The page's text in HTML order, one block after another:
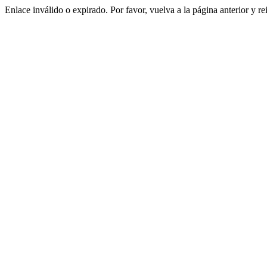
Enlace inválido o expirado. Por favor, vuelva a la página anterior y